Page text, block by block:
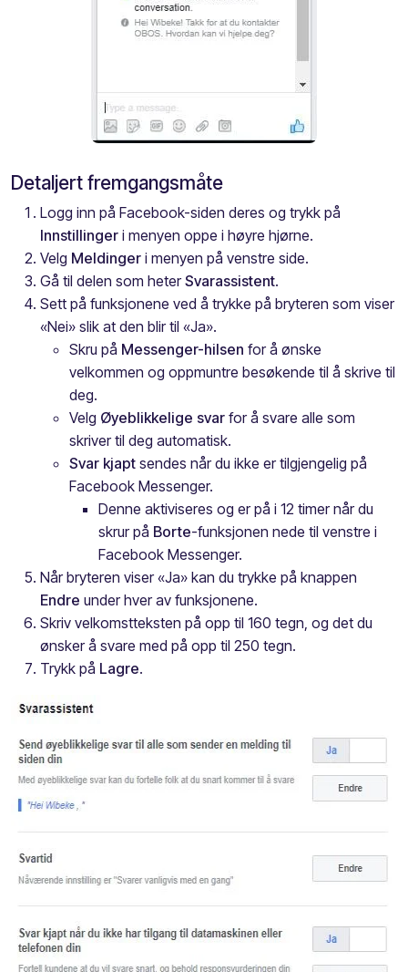
Detaljert fremgangsmåte
Logg inn på Facebook-siden deres og trykk på
Innstillinger i menyen oppe i høyre hjørne.
Velg Meldinger i menyen på venstre side.
Gå til delen som heterSvarassistent.
Sett på funksjonene ved å trykke på bryteren som viser
«Nei» slik at den blir til «Ja».
Skru på Messenger-hilsen for å ønske
velkommen og oppmuntre besøkende til å skrive til
deg.
Velg Øyeblikkelige svar for å svare alle som
skriver til deg automatisk.
Svar kjapt sendes når du ikke er tilgjengelig på
Facebook Messenger.
Denne aktiviseres og er på i 12 timer når du
skrur på Borte-funksjonen nede til venstre i
Facebook Messenger.
Når bryteren viser «Ja» kan du trykke på knappen
Endre under hver av funksjonene.
Skriv velkomstteksten på opp til 160 tegn, og det du
ønsker å svare med på opp til 250 tegn.
Trykk på Lagre.